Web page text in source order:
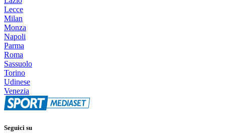
Lecce
Milan
Monza
Napoli
Parma
Roma
Sassuolo
Torino
Udinese
Venezia
Seguici su